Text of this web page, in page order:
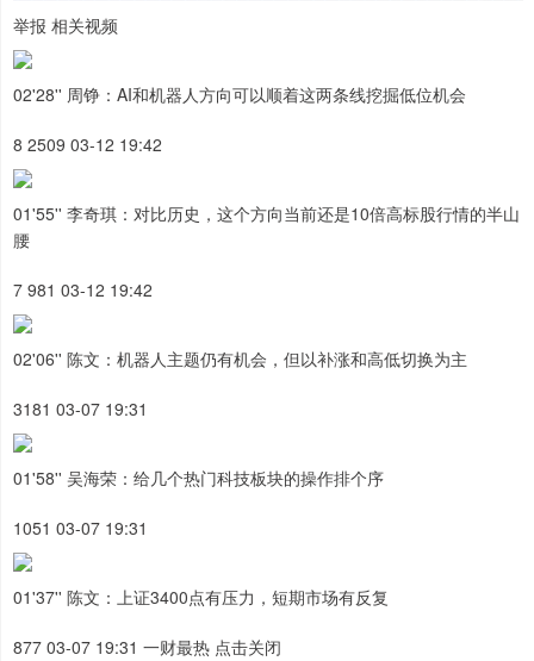
举报 相关视频
02'28'' 周铮：AI和机器人方向可以顺着这两条线挖掘低位机会
8 2509 03-12 19:42
01'55'' 李奇琪：对比历史，这个方向当前还是10倍高标股行情的半山
腰
7 981 03-12 19:42
02'06'' 陈文：机器人主题仍有机会，但以补涨和高低切换为主
3181 03-07 19:31
01'58'' 吴海荣：给几个热门科技板块的操作排个序
1051 03-07 19:31
01'37'' 陈文：上证3400点有压力，短期市场有反复
877 03-07 19:31 一财最热 点击关闭